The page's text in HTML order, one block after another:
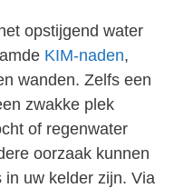
opstijgend water
KIM-naden,
wanden. Zelfs een
zwakke plek
of regenwater
oorzaak kunnen
uw kelder zijn. Via